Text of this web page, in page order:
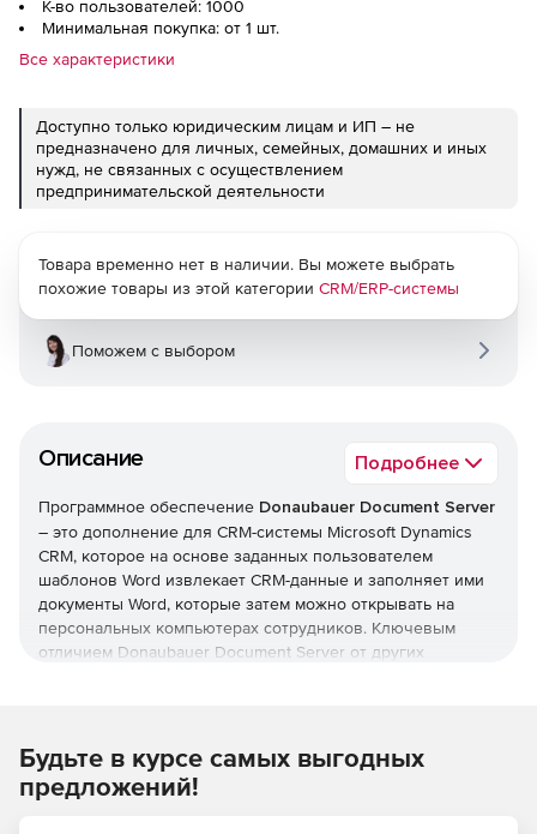
К-во пользователей: 1000
Минимальная покупка: от 1 шт.
Все характеристики
Доступно только юридическим лицам и ИП – не
предназначено для личных, семейных, домашних и иных
нужд, не связанных с осуществлением
предпринимательской деятельности
Описание Подробнее
Программное обеспечение Donaubauer Document Server
– это дополнение для CRM-системы Microsoft Dynamics
CRM, которое на основе заданных пользователем
шаблонов Word извлекает CRM-данные и заполняет ими
документы Word, которые затем можно открывать на
персональных компьютерах сотрудников. Ключевым
отличием Donaubauer Document Server от других
Документы генерируются на сервере, а не клиентской
машине. Поэтому помимо создания документации Word
Товара временно нет в наличии. Вы можете выбрать
похожие товары из этой категории CRM/ERP-системы
Поможем с выбором
Будьте в курсе самых выгодных
предложений!